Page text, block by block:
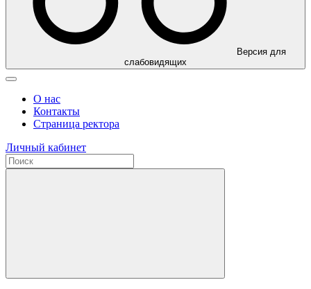
Версия для
слабовидящих
О нас
Контакты
Страница ректора
Личный кабинет